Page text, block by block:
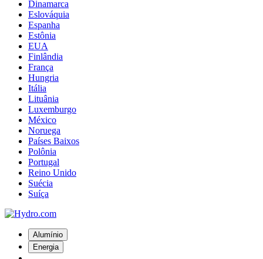
Dinamarca
Eslováquia
Espanha
Estônia
EUA
Finlândia
França
Hungria
Itália
Lituânia
Luxemburgo
México
Noruega
Países Baixos
Polônia
Portugal
Reino Unido
Suécia
Suíça
Alumínio
Energia